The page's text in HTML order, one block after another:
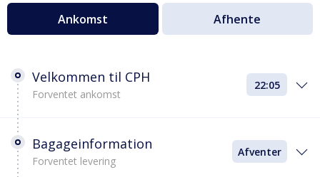
Ankomst Afhente
Velkommen til CPH
Forventet ankomst
22:05
Bagageinformation
Forventet levering
Afventer